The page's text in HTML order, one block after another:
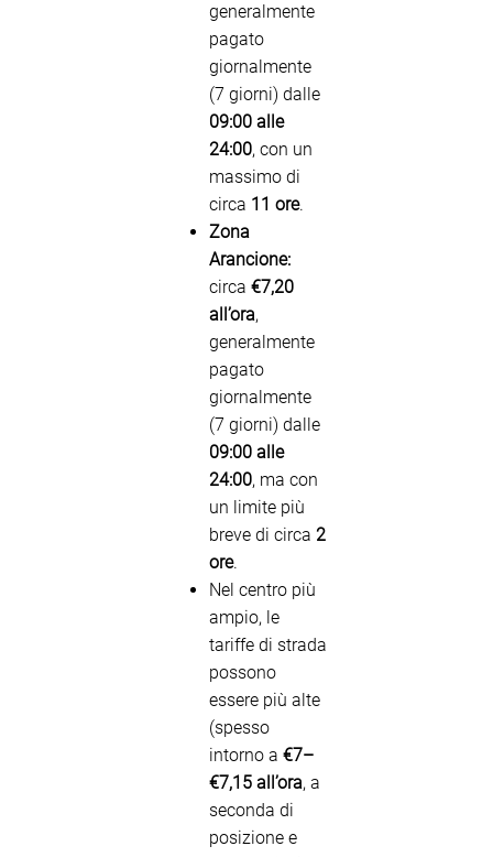
generalmente
pagato
giornalmente
(7 giorni) dalle
09:00 alle
24:00, con un
massimo di
circa 11 ore.
Zona
Arancione:
circa €7,20
all’ora,
generalmente
pagato
giornalmente
(7 giorni) dalle
09:00 alle
24:00, ma con
un limite più
breve di circa 2
ore.
Nel centro più
ampio, le
tariffe di strada
possono
essere più alte
(spesso
intorno a €7–
€7,15 all’ora, a
seconda di
posizione e